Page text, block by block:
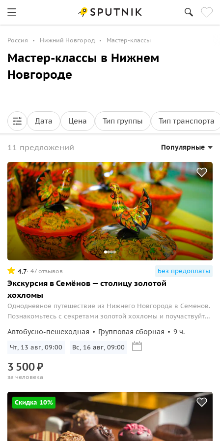
Россия Нижний Новгород Мастер-классы
Мастер-классы в Нижнем
Новгороде
Дата Цена Тип группы Тип транспорта
11 предложений Популярные
4.7 47 отзывов Без предоплаты
Экскурсия в Семёнов — столицу золотой
хохломы
Однодневное путешествие из Нижнего Новгорода в Семенов.
Познакомьтесь с секретами золотой хохломы и поучаствуйте
Автобусно-пешеходная Групповая сборная 9 ч.
Чт, 13 авг, 09:00 Вс, 16 авг, 09:00
3 500₽
за человека
Скидка 10%